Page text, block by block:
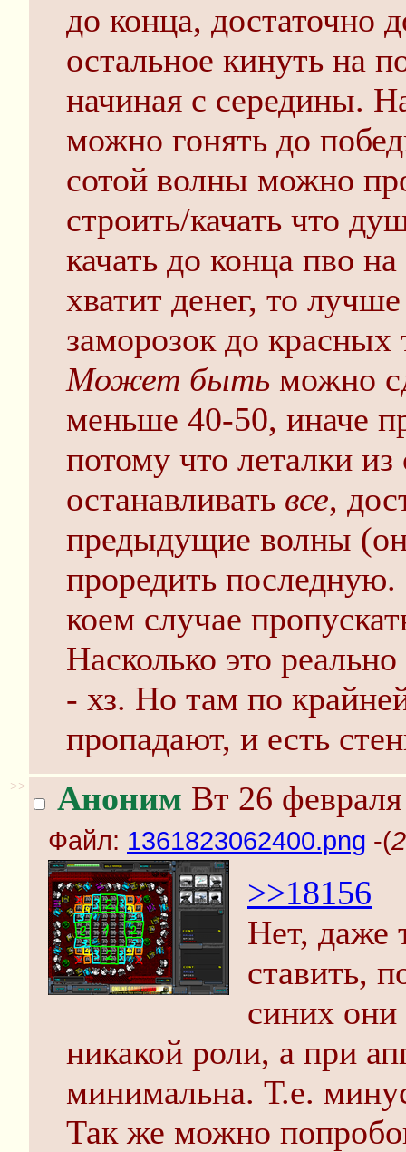
до конца, достаточно
остальное кинуть на
начиная с середины.
можно гонять до
сотой волны можно
строить/качать что
качать до конца пво
хватит денег, то
заморозок до
Может быть можно
меньше 40-50, иначе
потому что леталки
останавливать все,
предыдущие волны
проредить
коем случае
Насколько это
- хз. Но там по
пропадают, и есть
>> Аноним Вт 26
Файл: 1361823062400.png -(
>>18156
Нет, даже
ставить,
синих они
никакой роли, а при
минимальна. Т.е.
Так же можно